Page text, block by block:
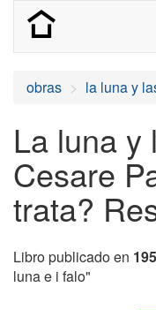
obras la luna y
La luna y
Cesare
trata?
Libro publicado en
luna e i falo"